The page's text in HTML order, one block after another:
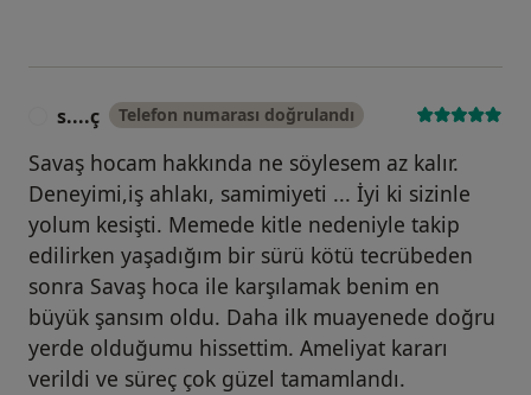
s....ç Telefon numarası doğrulandı
Savaş hocam hakkında ne söylesem az kalır.
Deneyimi,iş ahlakı, samimiyeti ... İyi ki sizinle
yolum kesişti. Memede kitle nedeniyle takip
edilirken yaşadığım bir sürü kötü tecrübeden
sonra Savaş hoca ile karşılamak benim en
büyük şansım oldu. Daha ilk muayenede doğru
yerde olduğumu hissettim. Ameliyat kararı
verildi ve süreç çok güzel tamamlandı.